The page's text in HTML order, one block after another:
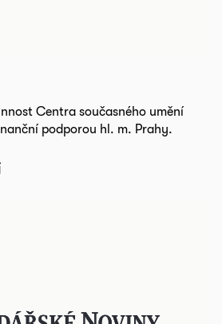
Centra současného umění
podporou hl. m. Prahy.